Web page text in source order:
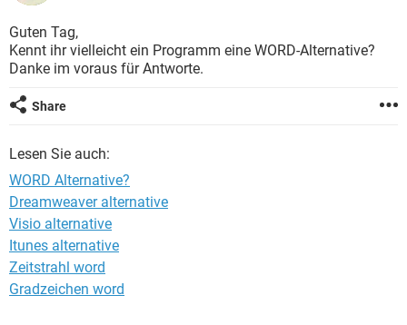
FACEBOOK
WHATSAPP
FACEBOOK HARDWARE
ANDROID
WINDOWS 10
WHATSAPP
FACEBOOK
SPIELE
ANDROID IOS
WHATSAPP
FACEBOOK
Guten Tag,
Kennt ihr vielleicht ein Programm eine WORD-Alternative?
Danke im voraus für Antworte.
Share
Lesen Sie auch:
WORD Alternative?
Dreamweaver alternative
Visio alternative
Itunes alternative
Zeitstrahl word
Gradzeichen word